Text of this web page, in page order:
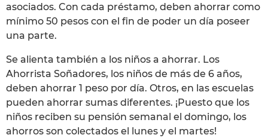
asociados. Con cada préstamo, deben ahorrar como
mínimo 50 pesos con el fin de poder un día poseer
una parte.
Se alienta también a los niños a ahorrar. Los
Ahorrista Soñadores, los niños de más de 6 años,
deben ahorrar 1 peso por día. Otros, en las escuelas
pueden ahorrar sumas diferentes. ¡Puesto que los
niños reciben su pensión semanal el domingo, los
ahorros son colectados el lunes y el martes!